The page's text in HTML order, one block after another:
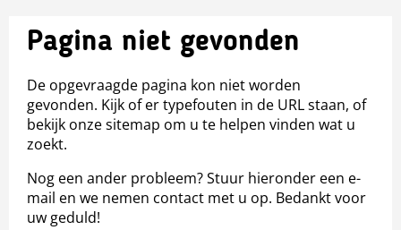
Pagina niet gevonden
De opgevraagde pagina kon niet worden
gevonden. Kijk of er typefouten in de URL staan, of
bekijk onze sitemap om u te helpen vinden wat u
zoekt.
Nog een ander probleem? Stuur hieronder een e-
mail en we nemen contact met u op. Bedankt voor
uw geduld!